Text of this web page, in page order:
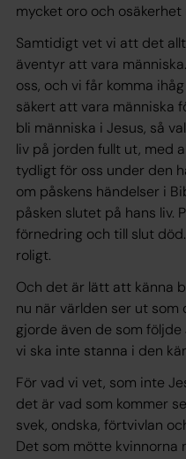
mycket oro och
Samtidigt vet vi att det
äventyr att vara
oss, och vi får komma
säkert att vara människa
bli människa i Jesus, så
liv på jorden fullt ut, med
tydligt för oss under den
om påskens händelser i
påsken slutet på hans liv.
förnedring och till slut
roligt.
Och det är lätt att känna
nu när världen ser ut som
gjorde även de som
vi ska inte stanna i den
För vad vi vet, som inte
det är vad som kommer
svek, ondska, förtvivlan
Det som mötte kvinnorna